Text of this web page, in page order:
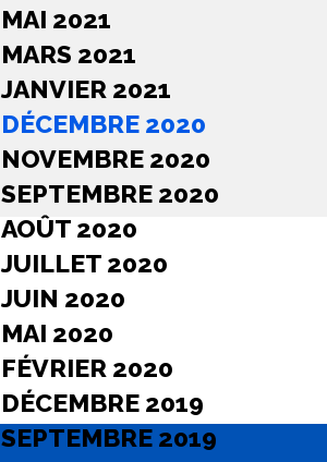
MAI 2021
MARS 2021
JANVIER 2021
DÉCEMBRE 2020
NOVEMBRE 2020
SEPTEMBRE 2020
AOÛT 2020
JUILLET 2020
JUIN 2020
MAI 2020
FÉVRIER 2020
DÉCEMBRE 2019
SEPTEMBRE 2019